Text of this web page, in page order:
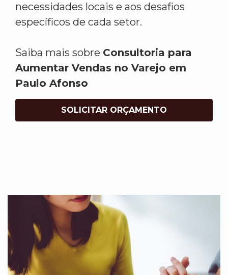
necessidades locais e aos desafios
específicos de cada setor.
Saiba mais sobre Consultoria para
Aumentar Vendas no Varejo em
Paulo Afonso
SOLICITAR ORÇAMENTO